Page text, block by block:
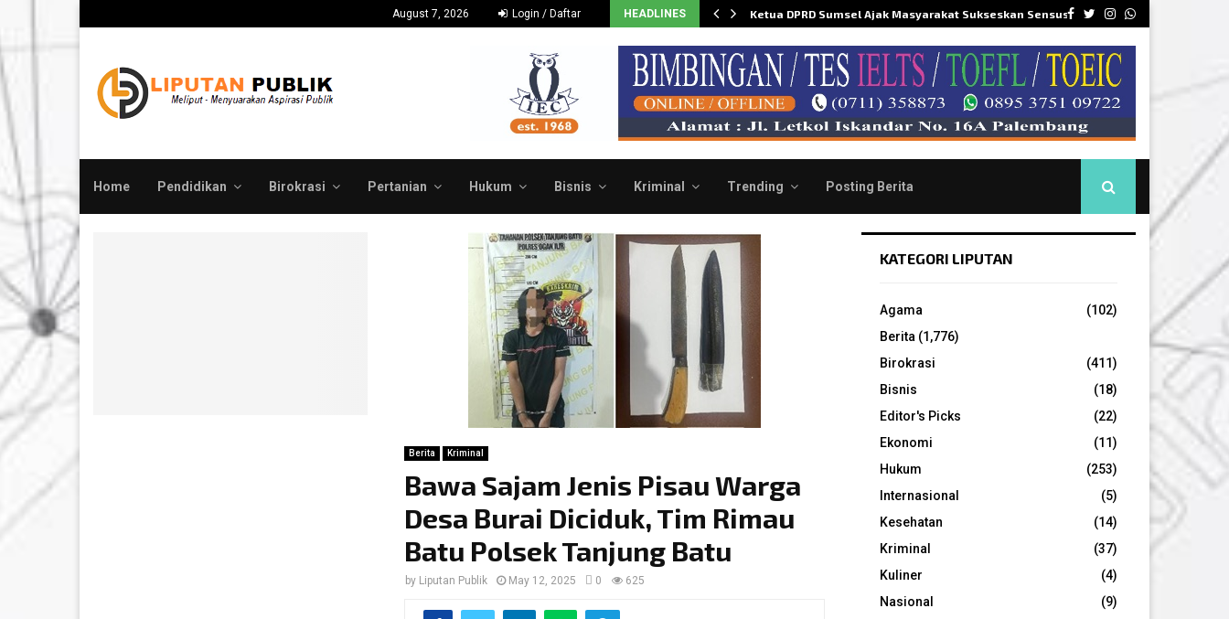
Facebook
Twitter
Instagram
Whatsapp
August 7, 2026 Login / Daftar HEADLINES
Medco E&P Grissik Dukung dan Dorong Budidaya… Ketua DPRD Sumsel Ajak Masyarakat Sukseskan Sensus…
Home Pendidikan Birokrasi Pertanian Hukum Bisnis Kriminal Trending Posting Berita
Berita Kriminal
Bawa Sajam Jenis Pisau Warga
Desa Burai Diciduk, Tim Rimau
Batu Polsek Tanjung Batu
by Liputan Publik May 12, 2025 0 625
KATEGORI LIPUTAN
Agama
(102)
Berita (1,776)
Birokrasi
(411)
Bisnis
(18)
Editor's Picks
(22)
Ekonomi
(11)
Hukum
(253)
Internasional
(5)
Kesehatan
(14)
Kriminal
(37)
Kuliner
(4)
Nasional
(9)